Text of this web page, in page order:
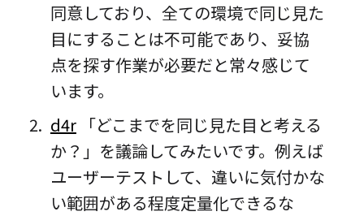
同意しており、全ての環境で同じ見た
目にすることは不可能であり、妥協
点を探す作業が必要だと常々感じて
います。
d4r 「どこまでを同じ見た目と考える
か？」を議論してみたいです。例えば
ユーザーテストして、違いに気付かな
い範囲がある程度定量化できるな